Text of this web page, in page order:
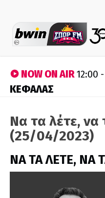
NOW ON AIR12:00
ΚΕΦΑΛΑΣ
Να τα λέτε, να
(25/04/2023)
ΝΑ ΤΑ ΛΕΤΕ, ΝΑ